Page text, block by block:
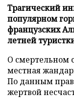
Трагический
популярном
французских
летней
О смертельном
местная
По данным
жертвой